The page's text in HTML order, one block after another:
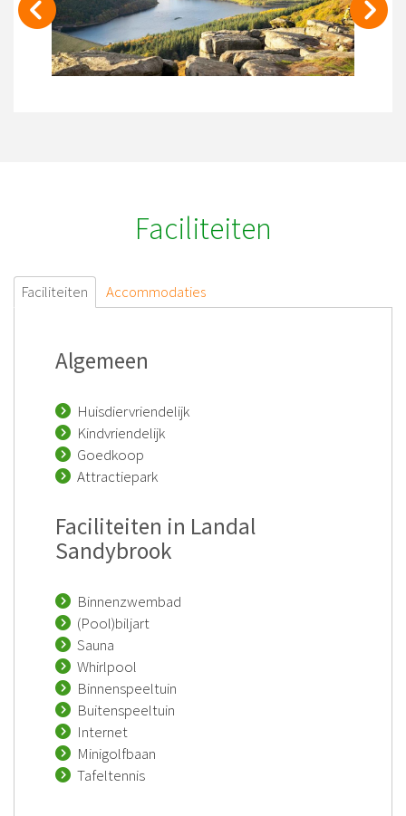
Faciliteiten
Faciliteiten Accommodaties
Algemeen
Huisdiervriendelijk
Kindvriendelijk
Goedkoop
Attractiepark
Faciliteiten in Landal
Sandybrook
Binnenzwembad
(Pool)biljart
Sauna
Whirlpool
Binnenspeeltuin
Buitenspeeltuin
Internet
Minigolfbaan
Tafeltennis